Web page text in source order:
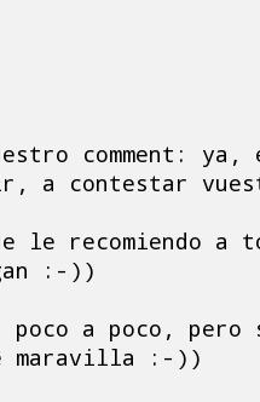
comment:
a contestar
le recomiendo a
:-))
a poco, pero
maravilla :-))